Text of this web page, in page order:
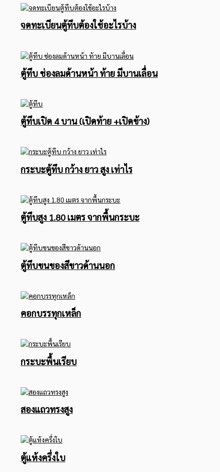
จดทะเบียนตู้ทึบต้องใช้อะไรบ้าง
ตู้ทึบ ช่องลมด้านหน้า ท้าย มีบานเลื่อน
ตู้ทึบเปิด 4 บาน (เปิดท้าย +เปิดข้าง)
กระบะตู้ทึบ กว้าง ยาว สูง เท่าไร
ตู้ทึบสูง 1.80 เมตร จากพื้นกระบะ
ตู้ทึบขนของสีขาวด้านนอก
คอกบรรทุกเหล็ก
กระบะพื้นเรียบ
สองแถวทรงสูง
ตู้แห้งครึ่งใบ